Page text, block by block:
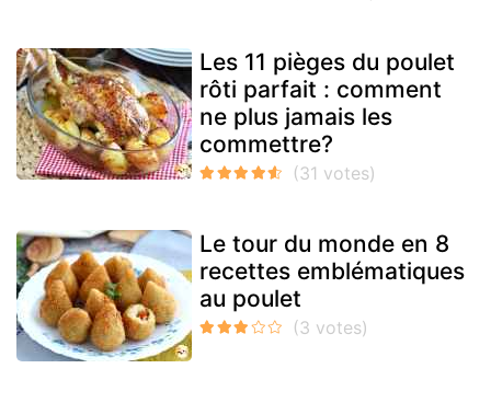
Les 11 pièges du poulet
rôti parfait : comment
ne plus jamais les
commettre?
Le tour du monde en 8
recettes emblématiques
au poulet